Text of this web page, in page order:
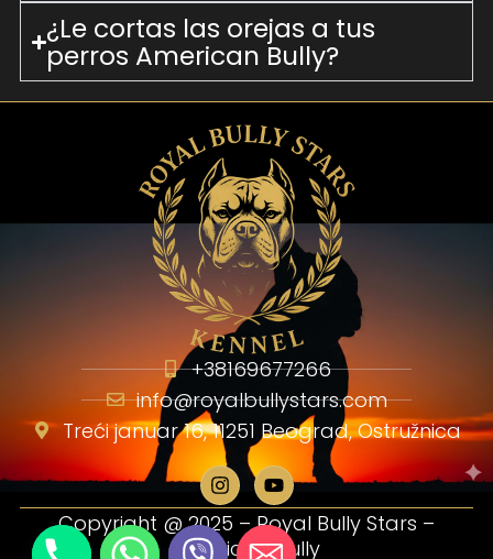
¿Le cortas las orejas a tus
perros American Bully?
+38169677266
info@royalbullystars.com
Treći januar 16, 11251 Beograd, Ostružnica
Copyright @ 2025 – Royal Bully Stars –
American bully